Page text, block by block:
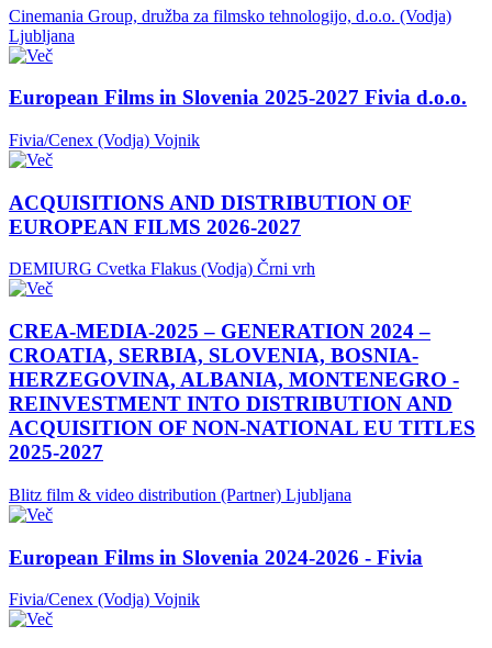
Cinemania Group, družba za filmsko tehnologijo, d.o.o. (Vodja)
Ljubljana
European Films in Slovenia 2025-2027 Fivia d.o.o.
Fivia/Cenex (Vodja) Vojnik
ACQUISITIONS AND DISTRIBUTION OF
EUROPEAN FILMS 2026-2027
DEMIURG Cvetka Flakus (Vodja) Črni vrh
CREA-MEDIA-2025 – GENERATION 2024 –
CROATIA, SERBIA, SLOVENIA, BOSNIA-
HERZEGOVINA, ALBANIA, MONTENEGRO -
REINVESTMENT INTO DISTRIBUTION AND
ACQUISITION OF NON-NATIONAL EU TITLES
2025-2027
Blitz film & video distribution (Partner) Ljubljana
European Films in Slovenia 2024-2026 - Fivia
Fivia/Cenex (Vodja) Vojnik